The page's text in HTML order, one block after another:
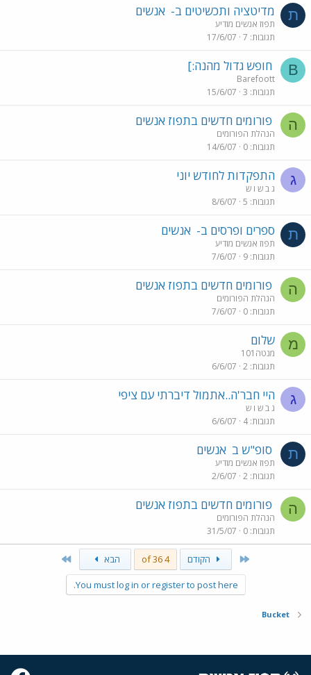
ת מדיטציה ותכשיטים ב- אנשים
תפוז אנשים מודיע
תגובות 7
17/6/07
B חופש גדול מהנה:]
Barefoott
תגובות 3
15/6/07
ה פורומים חדשים בתפוז אנשים
הנהלת הפורומים
תגובות 0
14/6/07
ג התפקדות לחודש יוני
ג ב ש ו ש
תגובות 5
8/6/07
ת ספרים ופרסים ב- אנשים
תפוז אנשים מודיע
תגובות 9
7/6/07
ה פורומים חדשים בתפוז אנשים
הנהלת הפורומים
תגובות 0
7/6/07
מ שלום
מנטה101
תגובות 2
6/6/07
ג היי חבר'ה..אתמול דיברתי עם ציפי
ג ב ש ו ש
תגובות 4
6/6/07
ת סופ"ש ב אנשים
תפוז אנשים מודיע
תגובות 2
2/6/07
ה פורומים חדשים בתפוז אנשים
הנהלת הפורומים
תגובות 0
31/5/07
הקודם 4 of 36 הבא
You must log in or register to post here.
Bucket